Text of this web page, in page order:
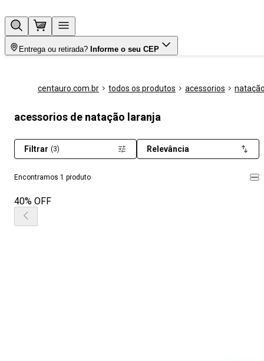
Entrega ou retirada? Informe o seu CEP
centauro.com.br todos os produtos acessorios
acessorios de natação laranja
Encontramos 1 produto
Filtrar (3) Relevância
40% OFF